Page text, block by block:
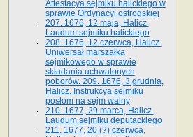
Attestacya sejmiku halickiego w
sprawie Ordynacyi ostrogskiej
207. 1676, 12 maja, Halicz.
Laudum sejmiku halickiego
208. 1676, 12 czerwca, Halicz.
Uniwersał marszałka
sejmikowego w sprawie
składania uchwalonych
poborów. 209. 1676, 3 grudnia,
Halicz. Instrukcya sejmiku
posłom na sejm walny
210. 1677, 29 marca, Halicz.
Laudum sejmiku deputackiego
211. 1677, 20 (?) czerwca,